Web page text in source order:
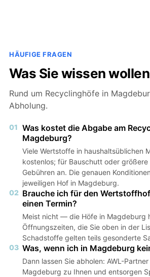
HÄUFIGE FRAGEN
Was Sie wissen
Rund um Recyclinghöfe in
Abholung.
01 Was kostet die Abgabe am
Magdeburg?
Viele Wertstoffe in haushaltsüblichen
kostenlos; für Bauschutt oder
Gebühren an. Die genauen
jeweiligen Hof in Magdeburg.
02 Brauche ich für den
einen Termin?
Meist nicht — die Höfe in Magdeburg
Öffnungszeiten, die Sie oben in der
Schadstoffe gelten teils gesonderte
03 Was, wenn ich in Magdeburg
Dann lassen Sie abholen: AWL-
Magdeburg zu Ihnen und entsorgen